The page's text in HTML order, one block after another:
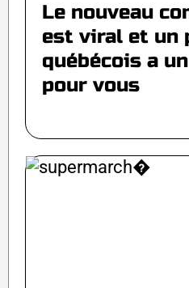
Le nouveau
est viral et un
québécois a
pour vous